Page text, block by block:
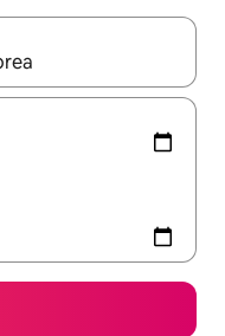
explore-os